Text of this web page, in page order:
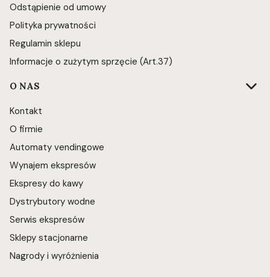
Odstąpienie od umowy
Polityka prywatności
Regulamin sklepu
Informacje o zużytym sprzęcie (Art.37)
O NAS
Kontakt
O firmie
Automaty vendingowe
Wynajem ekspresów
Ekspresy do kawy
Dystrybutory wodne
Serwis ekspresów
Sklepy stacjonarne
Nagrody i wyróżnienia